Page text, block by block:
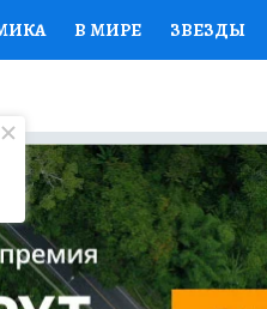
В МИРЕ ЗВЕЗДЫ
НАЦИОНАЛЬНЫЕ
СЕМЬЯ ЖЕНСКИЕ
СПЕЦПРОЕКТЫ ДЕФИЦИТ
РАБОТА У НАС ГИД